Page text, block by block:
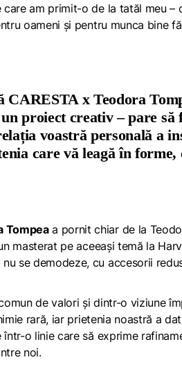
am primit-o de la tatăl meu –
oameni și pentru munca bine
CARESTA x Teodora
proiect creativ – pare să
voastră personală a
care vă leagă în
Tompeaa pornit chiar de la
masterat pe aceeași temă la
se demodeze, cu accesorii
de valori și dintr-o viziune
rară, iar prietenia noastră a
o linie care să exprime
noi.